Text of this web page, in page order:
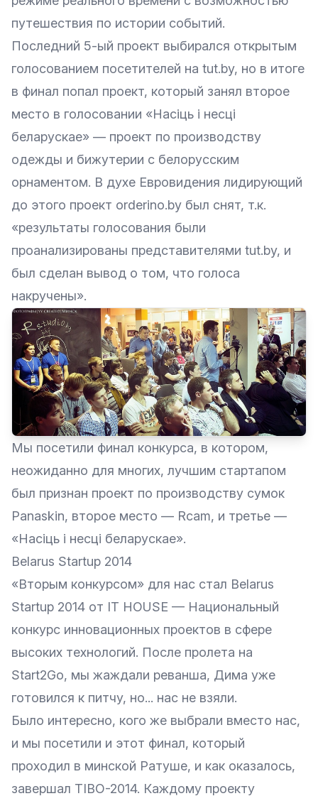
путешествия по истории событий.
Последний 5-ый проект выбирался открытым
голосованием посетителей на tut.by, но в итоге
в финал попал проект, который занял второе
место в голосовании «Насіць і несці
беларускае» — проект по производству
одежды и бижутерии с белорусским
орнаментом. В духе Евровидения лидирующий
до этого проект orderino.by был снят, т.к.
«результаты голосования были
проанализированы представителями tut.by, и
был сделан вывод о том, что голоса
накручены».
Мы посетили финал конкурса, в котором,
неожиданно для многих, лучшим стартапом
был признан проект по производству сумок
Panaskin, второе место — Rcam, и третье —
«Насіць і несці беларускае».
Belarus Startup 2014
«Вторым конкурсом» для нас стал Belarus
Startup 2014 от IT HOUSE — Национальный
конкурс инновационных проектов в сфере
высоких технологий. После пролета на
Start2Go, мы жаждали реванша, Дима уже
готовился к питчу, но... нас не взяли.
Было интересно, кого же выбрали вместо нас,
и мы посетили и этот финал, который
проходил в минской Ратуше, и как оказалось,
завершал TIBO-2014. Каждому проекту